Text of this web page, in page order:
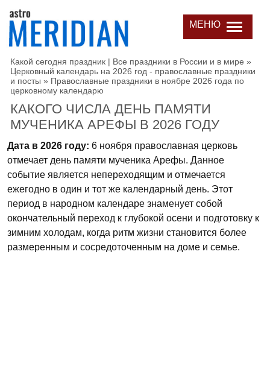
МЕНЮ
Какой сегодня праздник | Все праздники в России и в мире »
Церковный календарь на 2026 год - православные праздники
и посты » Православные праздники в ноябре 2026 года по
церковному календарю
КАКОГО ЧИСЛА ДЕНЬ ПАМЯТИ
МУЧЕНИКА АРЕФЫ В 2026 ГОДУ
Дата в 2026 году: 6 ноября православная церковь
отмечает день памяти мученика Арефы. Данное
событие является непереходящим и отмечается
ежегодно в один и тот же календарный день. Этот
период в народном календаре знаменует собой
окончательный переход к глубокой осени и подготовку к
зимним холодам, когда ритм жизни становится более
размеренным и сосредоточенным на доме и семье.